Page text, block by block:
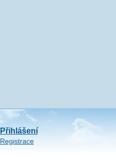
Přihlášení
Registrace